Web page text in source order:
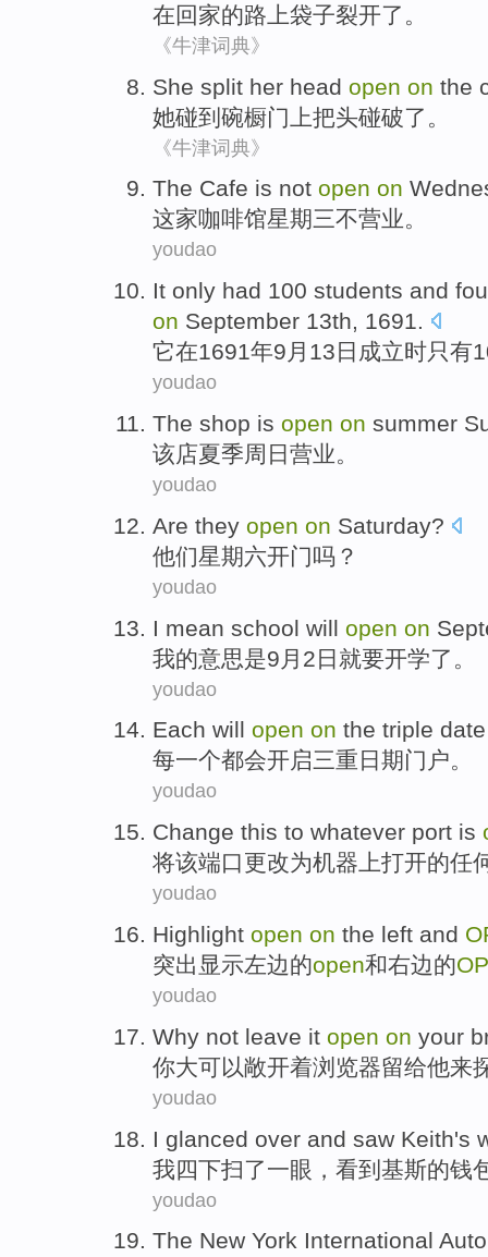
在回家的路上袋子裂开了。
《牛津词典》
She split her head open on the
她碰到 碗橱门上把头碰破了。
《牛津词典》
The Cafe is not open on
这家咖啡馆星期三不营业。
youdao
It only had 100 students and
on September 13th, 1691.
它在1691年9月13日成立时只有
youdao
The shop is open on summer
该店夏季周日营业。
youdao
Are they open on Saturday?
他们星期六开门吗？
youdao
I mean school will open on
我的意思是9月 2日就要开学了 。
youdao
Each will open on the triple date
每一个都会开启三重 日期门户。
youdao
Change this to whatever port is
将该端口更改为机器 上打开的任
youdao
Highlight open on the left and
突出 显示左边的open和右边的
youdao
Why not leave it open on your
你大可以敞开着浏览器留给他来
youdao
I glanced over and saw Keith's
我四下扫了一眼 ， 看到基斯的钱
youdao
The New York International Auto